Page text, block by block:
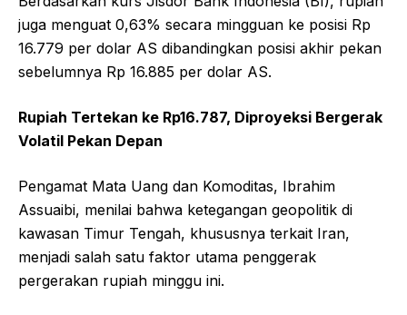
juga menguat 0,63% secara mingguan ke posisi Rp
16.779 per dolar AS dibandingkan posisi akhir pekan
sebelumnya Rp 16.885 per dolar AS.
Rupiah Tertekan ke Rp16.787, Diproyeksi Bergerak
Volatil Pekan Depan
Pengamat Mata Uang dan Komoditas, Ibrahim
Assuaibi, menilai bahwa ketegangan geopolitik di
kawasan Timur Tengah, khususnya terkait Iran,
menjadi salah satu faktor utama penggerak
pergerakan rupiah minggu ini.